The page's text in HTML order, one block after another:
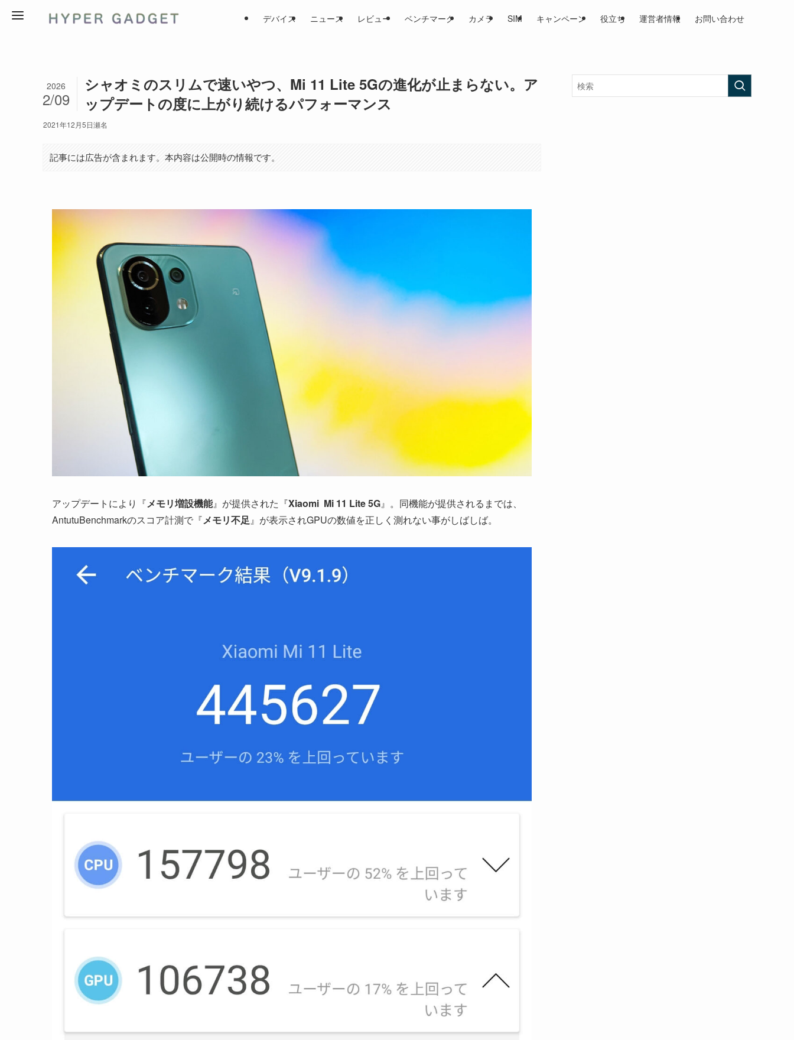
デバイス ニュース レビュー ベンチマーク カメラ SIM キャンペーン 役立ち 運営者情報 お問い合わせ
シャオミのスリムで速いやつ、Mi 11 Lite 5Gの進化が止まらない。ア
ップデートの度に上がり続けるパフォーマンス
2026
2/09
2021年12月5日瀬名
記事には広告が含まれます。本内容は公開時の情報です。
アップデートにより『メモリ増設機能』が提供された『Xiaomi Mi 11 Lite 5G』。同機能が提供されるまでは、
AntutuBenchmarkのスコア計測で『メモリ不足』が表示されGPUの数値を正しく測れない事がしばしば。